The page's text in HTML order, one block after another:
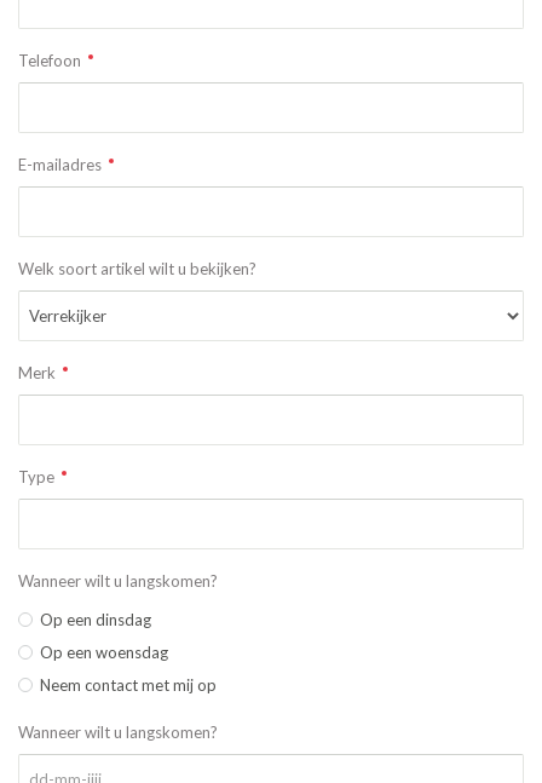
Telefoon
E-mailadres
Welk soort artikel wilt u bekijken?
Merk
Type
Wanneer wilt u langskomen?
Op een dinsdag
Op een woensdag
Neem contact met mij op
Wanneer wilt u langskomen?